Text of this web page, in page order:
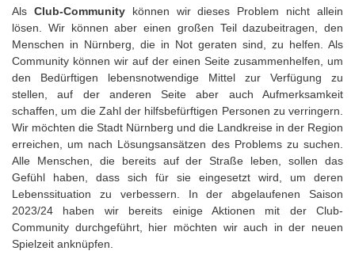
Als Club-Communitykönnen wir dieses Problem nicht allein
lösen. Wir können aber einen großen Teil dazubeitragen, den
Menschen in Nürnberg, die in Not geraten sind, zu helfen. Als
Community können wir auf der einen Seite zusammenhelfen, um
den Bedürftigen lebensnotwendige Mittel zur Verfügung zu
stellen, auf der anderen Seite aber auch Aufmerksamkeit
schaffen, um die Zahl der hilfsbefürftigen Personen zu verringern.
Wir möchten die Stadt Nürnberg und die Landkreise in der Region
erreichen, um nach Lösungsansätzen des Problems zu suchen.
Alle Menschen, die bereits auf der Straße leben, sollen das
Gefühl haben, dass sich für sie eingesetzt wird, um deren
Lebenssituation zu verbessern. In der abgelaufenen Saison
2023/24 haben wir bereits einige Aktionen mit der Club-
Community durchgeführt, hier möchten wir auch in der neuen
Spielzeit anknüpfen.